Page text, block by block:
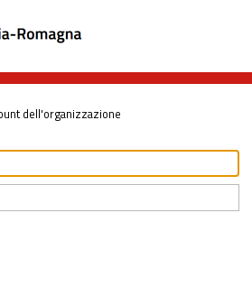
dell'organizzazione